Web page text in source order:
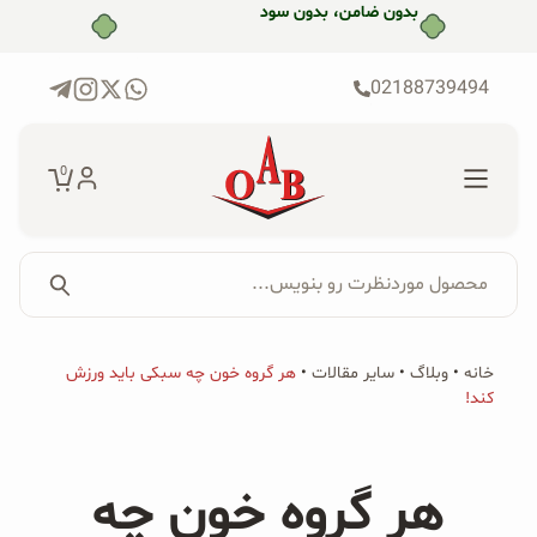
02188739494
0
برای:
جستجو...
پکیج‌ها
محصولات ارگانیک
محصول موردنظرت رو بنویس...
خانه • وبلاگ • سایر مقالات • هر گروه خون چه سبکی باید ورزش
کند!
هر گروه خون چه